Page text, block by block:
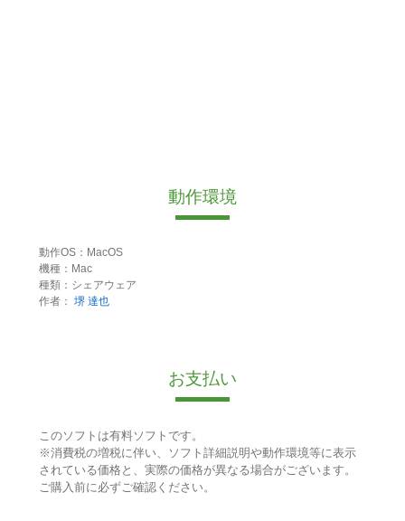
動作環境
動作OS：MacOS
機種：Mac
種類：シェアウェア
作者： 堺 達也
お支払い
このソフトは有料ソフトです。
※消費税の増税に伴い、ソフト詳細説明や動作環境等に表示
されている価格と、実際の価格が異なる場合がございます。
ご購入前に必ずご確認ください。